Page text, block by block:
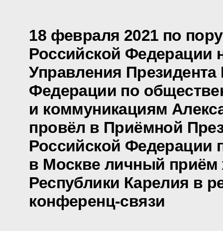
18 февраля 2021 по
Российской Федерации
Управления Президента
Федерации по
и коммуникациям
провёл в Приёмной
Российской Федерации
в Москве личный приём
Республики Карелия в
конференц-связи